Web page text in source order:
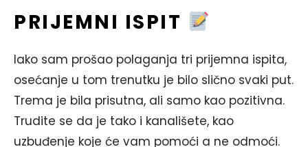
PRIJEMNI ISPIT
Iako sam prošao polaganja tri prijemna ispita,
osećanje u tom trenutku je bilo slično svaki put.
Trema je bila prisutna, ali samo kao pozitivna.
Trudite se da je tako i kanališete, kao
uzbuđenje koje će vam pomoći a ne odmoći.